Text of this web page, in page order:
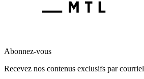
Abonnez-vous
Recevez nos contenus exclusifs par courriel